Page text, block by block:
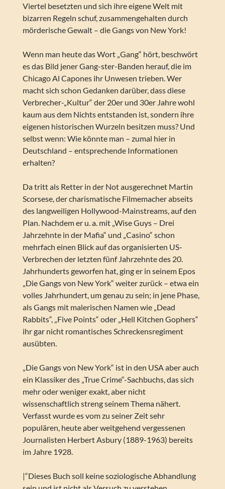
Viertel besetzten und sich ihre eigene Welt mit
bizarren Regeln schuf, zusammengehalten durch
mörderische Gewalt – die Gangs von New York!
Wenn man heute das Wort „Gang“ hört, beschwört
es das Bild jener Gang-ster-Banden herauf, die im
Chicago Al Capones ihr Unwesen trieben. Wer
macht sich schon Gedanken darüber, dass diese
Verbrecher-„Kultur“ der 20er und 30er Jahre wohl
kaum aus dem Nichts entstanden ist, sondern ihre
eigenen historischen Wurzeln besitzen muss? Und
selbst wenn: Wie könnte man – zumal hier in
Deutschland – entsprechende Informationen
erhalten?
Da tritt als Retter in der Not ausgerechnet Martin
Scorsese, der charismatische Filmemacher abseits
des langweiligen Hollywood-Mainstreams, auf den
Plan. Nachdem er u. a. mit „Wise Guys – Drei
Jahrzehnte in der Mafia“ und „Casino“ schon
mehrfach einen Blick auf das organisierten US-
Verbrechen der letzten fünf Jahrzehnte des 20.
Jahrhunderts geworfen hat, ging er in seinem Epos
„Die Gangs von New York“ weiter zurück – etwa ein
volles Jahrhundert, um genau zu sein; in jene Phase,
als Gangs mit malerischen Namen wie „Dead
Rabbits“, „Five Points“ oder „Hell Kitchen Gophers“
ihr gar nicht romantisches Schreckensregiment
ausübten.
„Die Gangs von New York“ ist in den USA aber auch
ein Klassiker des „True Crime“-Sachbuchs, das sich
mehr oder weniger exakt, aber nicht
wissenschaftlich streng seinem Thema nähert.
Verfasst wurde es vom zu seiner Zeit sehr
populären, heute aber weitgehend vergessenen
Journalisten Herbert Asbury (1889-1963) bereits
im Jahre 1928.
|“Dieses Buch soll keine soziologische Abhandlung